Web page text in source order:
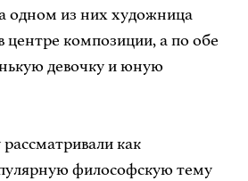
одном из них художница
центре композиции, а по обе
девочку и юную
как
философскую тему